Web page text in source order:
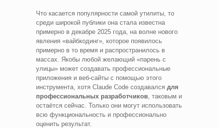
Что касается популярности самой утилиты, то
среди широкой публики она стала известна
примерно в декабре 2025 года, на волне нового
явления «вайбкодинг», которое появилось
примерно в то время и распространилось в
массах. Якобы любой желающий «парень с
улицы» может создавать профессиональные
приложения и веб-сайты с помощью этого
инструмента, хотя Claude Code создавался для
профессиональных разработчиков , таковым и
остаётся сейчас. Только они могут использовать
всю функциональность и профессионально
оценить результат.